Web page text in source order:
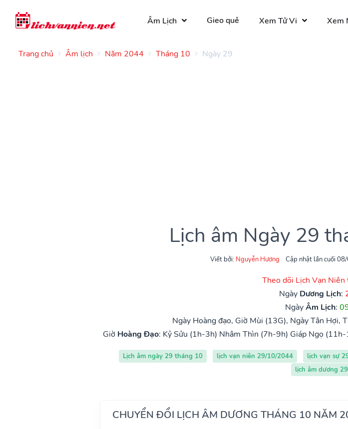
Âm Lịch Gieo quẻ Xem Tử Vi Xem
Trang chủ Âm lịch Năm 2044 Tháng 10 Ngày 29
Lịch âm Ngày 29
Viết bởi: Nguyễn Hương Cập nhật lần cuối
Theo dõi Lịch Vạn Niên
Ngày Dương Lịch:
NgàyÂm Lịch:
Ngày Hoàng đạo, Giờ Mùi (13G), Ngày Tân Hợi,
Giờ Hoàng Đạo: Kỷ Sửu (1h-3h) Nhâm Thìn (7h-9h) Giáp Ngọ
Lịch âm ngày 29 tháng 10 lịch vạn niên 29/10/2044 lịch vạn sự
lịch âm dương
CHUYỂN ĐỔI LỊCH ÂM DƯƠNG THÁNG 10 NĂM